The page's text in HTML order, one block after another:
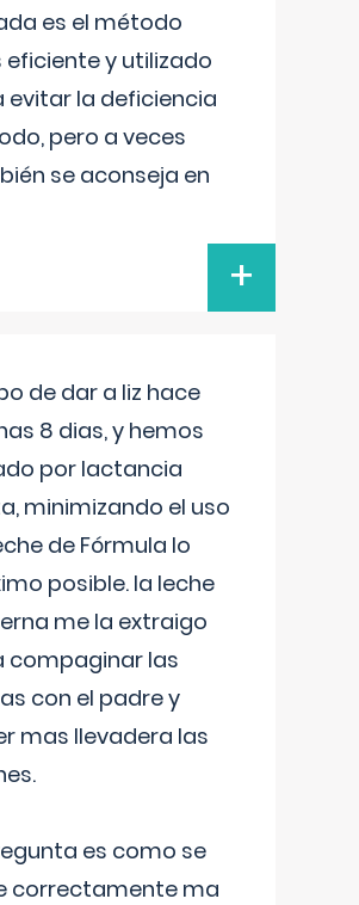
es el método
eficiente y utilizado
evitar la deficiencia
pero a veces
se aconseja en
+
de dar a liz hace
8 dias, y hemos
por lactancia
minimizando el uso
de Fórmula lo
posible. la leche
me la extraigo
compaginar las
con el padre y
mas llevadera las
es como se
correctamente ma